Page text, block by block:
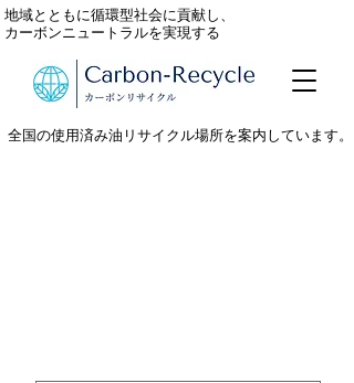
全国の使用済み油リサイクル場所を案内しています。
地域とともに循環型社会に貢献し、
カーボンニュートラルを実現する